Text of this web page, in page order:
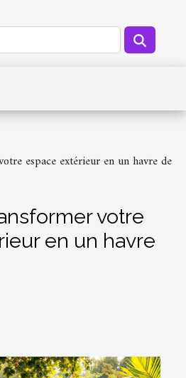
espace extérieur en un havre de
votre
en un havre